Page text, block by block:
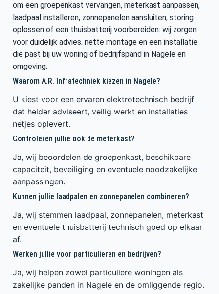
om een groepenkast vervangen, meterkast aanpassen,
laadpaal installeren, zonnepanelen aansluiten, storing
oplossen of een thuisbatterij voorbereiden: wij zorgen
voor duidelijk advies, nette montage en een installatie
die past bij uw woning of bedrijfspand in Nagele en
omgeving.
Waarom A.R. Infratechniek kiezen in Nagele?
U kiest voor een ervaren elektrotechnisch bedrijf
dat helder adviseert, veilig werkt en installaties
netjes oplevert.
Controleren jullie ook de meterkast?
Ja, wij beoordelen de groepenkast, beschikbare
capaciteit, beveiliging en eventuele noodzakelijke
aanpassingen.
Kunnen jullie laadpalen en zonnepanelen combineren?
Ja, wij stemmen laadpaal, zonnepanelen, meterkast
en eventuele thuisbatterij technisch goed op elkaar
af.
Werken jullie voor particulieren en bedrijven?
Ja, wij helpen zowel particuliere woningen als
zakelijke panden in Nagele en de omliggende regio.